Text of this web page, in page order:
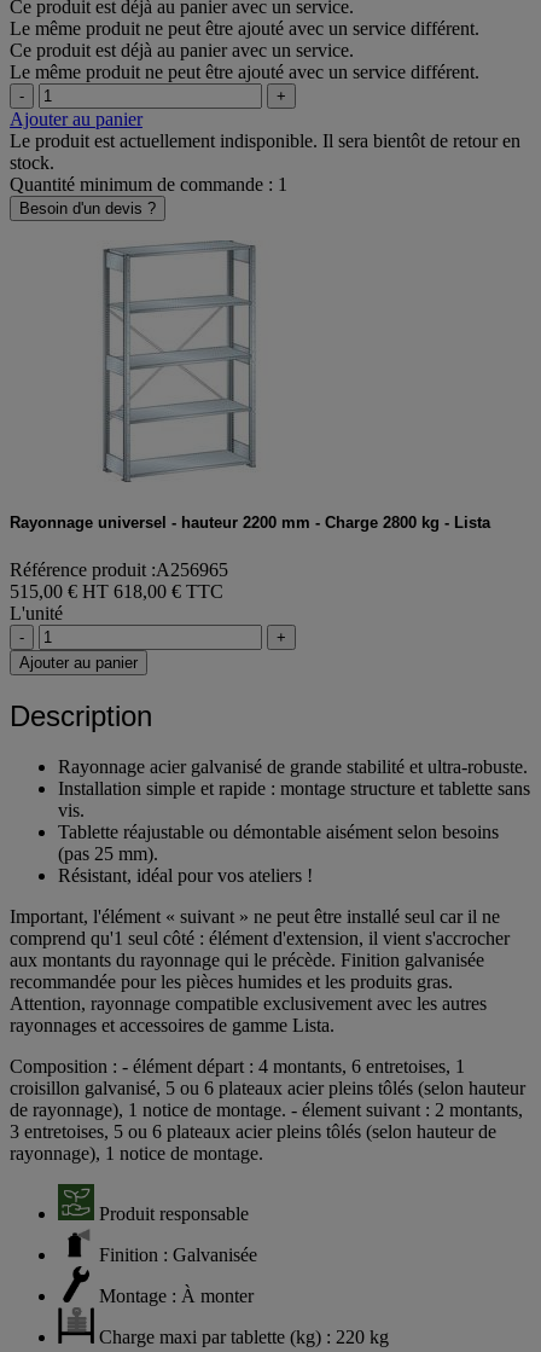
Ce produit est déjà au panier avec un service.
Le même produit ne peut être ajouté avec un service différent.
Ce produit est déjà au panier avec un service.
Le même produit ne peut être ajouté avec un service différent.
- +
Ajouter au panier
Le produit est actuellement indisponible. Il sera bientôt de retour en
stock.
Quantité minimum de commande : 1
Besoin d'un devis ?
Rayonnage universel - hauteur 2200 mm - Charge 2800 kg - Lista
Référence produit :A256965
515,00 € HT 618,00 € TTC
L'unité
-
+
Ajouter au panier
Description
Rayonnage acier galvanisé de grande stabilité et ultra-robuste.
Installation simple et rapide : montage structure et tablette sans
vis.
Tablette réajustable ou démontable aisément selon besoins
(pas 25 mm).
Résistant, idéal pour vos ateliers !
Important, l'élément « suivant » ne peut être installé seul car il ne
comprend qu'1 seul côté : élément d'extension, il vient s'accrocher
aux montants du rayonnage qui le précède. Finition galvanisée
recommandée pour les pièces humides et les produits gras.
Attention, rayonnage compatible exclusivement avec les autres
rayonnages et accessoires de gamme Lista.
Composition : - élément départ : 4 montants, 6 entretoises, 1
croisillon galvanisé, 5 ou 6 plateaux acier pleins tôlés (selon hauteur
de rayonnage), 1 notice de montage. - élement suivant : 2 montants,
3 entretoises, 5 ou 6 plateaux acier pleins tôlés (selon hauteur de
rayonnage), 1 notice de montage.
Produit responsable
Finition : Galvanisée
Montage : À monter
Charge maxi par tablette (kg) : 220 kg